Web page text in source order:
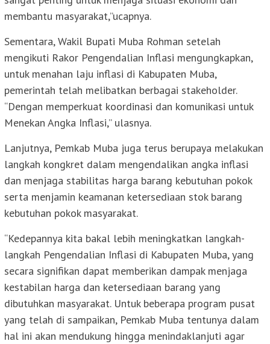
membantu masyarakat,”ucapnya.
Sementara, Wakil Bupati Muba Rohman setelah
mengikuti Rakor Pengendalian Inflasi mengungkapkan,
untuk menahan laju inflasi di Kabupaten Muba,
pemerintah telah melibatkan berbagai stakeholder.
“Dengan memperkuat koordinasi dan komunikasi untuk
Menekan Angka Inflasi,” ulasnya.
Lanjutnya, Pemkab Muba juga terus berupaya melakukan
langkah kongkret dalam mengendalikan angka inflasi
dan menjaga stabilitas harga barang kebutuhan pokok
serta menjamin keamanan ketersediaan stok barang
kebutuhan pokok masyarakat.
“Kedepannya kita bakal lebih meningkatkan langkah-
langkah Pengendalian Inflasi di Kabupaten Muba, yang
secara signifikan dapat memberikan dampak menjaga
kestabilan harga dan ketersediaan barang yang
dibutuhkan masyarakat. Untuk beberapa program pusat
yang telah di sampaikan, Pemkab Muba tentunya dalam
hal ini akan mendukung hingga menindaklanjuti agar